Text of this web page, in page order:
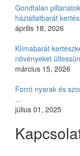
Gondtalan
háziállatbarát
április 18, 2026
Klímabarát
növényeket
március 15, 2026
Forró nyarak és
...
július 01, 2025